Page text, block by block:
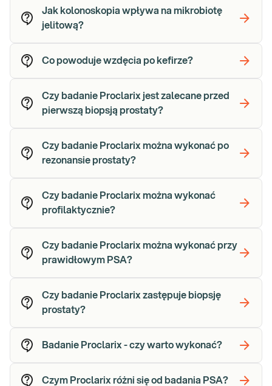
Jak kolonoskopia wpływa na mikrobiotę
jelitową?
Co powoduje wzdęcia po kefirze?
Czy badanie Proclarix jest zalecane przed
pierwszą biopsją prostaty?
Czy badanie Proclarix można wykonać po
rezonansie prostaty?
Czy badanie Proclarix można wykonać
profilaktycznie?
Czy badanie Proclarix można wykonać przy
prawidłowym PSA?
Czy badanie Proclarix zastępuje biopsję
prostaty?
Badanie Proclarix - czy warto wykonać?
Czym Proclarix różni się od badania PSA?